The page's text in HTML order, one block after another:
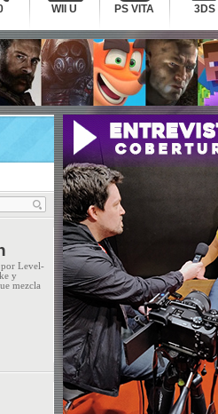
WII U PS VITA 3DS
por Level-
y
mezcla